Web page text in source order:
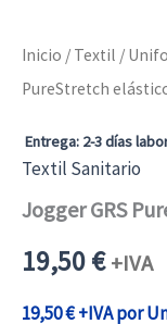
Inicio / Textil /
PureStretch
Entrega: 2-3 días
Textil Sanitario
Jogger GRS
19,50€ +IVA
19,50€+IVA por